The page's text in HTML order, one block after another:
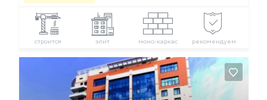
строится элит моно-каркас рекомендуем